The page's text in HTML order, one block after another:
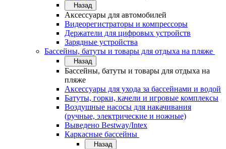
Назад
Аксессуары для автомобилей
Видеорегистраторы и компрессоры
Держатели для цифровых устройств
Зарядные устройства
Бассейны, батуты и товары для отдыха на пляже
Назад
Бассейны, батуты и товары для отдыха на
пляже
Аксессуары для ухода за бассейнами и водой
Батуты, горки, качели и игровые комплексы
Воздушные насосы для накачивания
(ручные, электрические и ножные)
Выведено Bestway/Intex
Каркасные бассейны
Назад